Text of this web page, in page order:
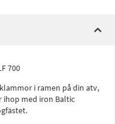
700
i ramen på din atv,
ihop med iron Baltic